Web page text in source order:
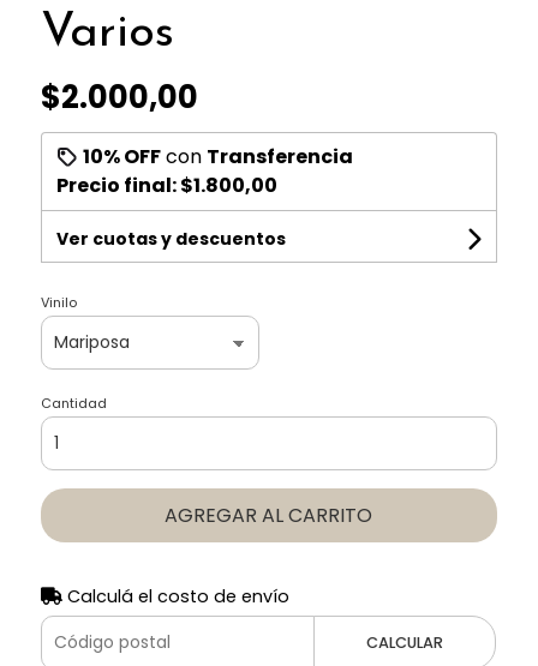
Varios
$2.000,00
10% OFFcon Transferencia
Precio final:$1.800,00
Ver cuotas y descuentos
Vinilo
Cantidad
AGREGAR AL CARRITO
Calculá el costo de envío
CALCULAR